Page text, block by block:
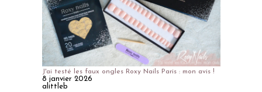
J'ai testé les faux ongles Roxy Nails Paris : mon avis !
8 janvier 2026
alittleb